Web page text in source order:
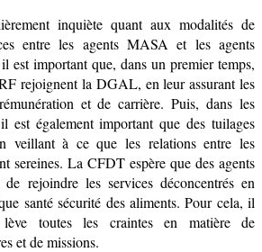
inquiète quant aux modalités de
entre les agents MASA et les agents
est important que, dans un premier temps,
rejoignent la DGAL, en leur assurant les
et de carrière. Puis, dans les
est également important que des tuilages
veillant à ce que les relations entre les
sereines. La CFDT espère que des agents
rejoindre les services déconcentrés en
santé sécurité des aliments. Pour cela, il
toutes les craintes en matière de
et de missions.